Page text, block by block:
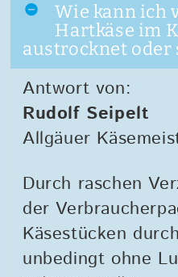
Wie kann ich
Hartkäse im
austrocknet oder
Antwort von:
Rudolf Seipelt
Allgäuer
Durch raschen
der
Käsestücken
unbedingt ohne